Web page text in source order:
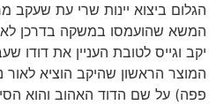
הגלום ביצוא יינות שרי עת שעקב
המשא שהועמסו במשקה בדרכן
יקב וגייס לטובת העניין את דודו
פפה) על שם הדוד האהוב והוא